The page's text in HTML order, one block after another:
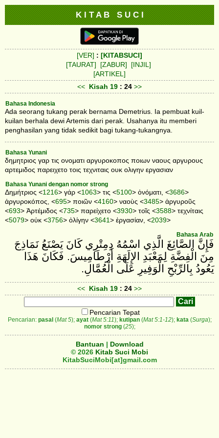
K I T A B S U C I
[VER] : [KITABSUCI]
[TAURAT]
[ZABUR]
[INJIL]
[ARTIKEL]
<< Kisah 19 : 24 >>
Bahasa Indonesia
Ada seorang tukang perak bernama Demetrius. Ia pembuat kuil-
kuilan berhala dewi Artemis dari perak. Usahanya itu memberi
penghasilan yang tidak sedikit bagi tukang-tukangnya.
Bahasa Yunani
δημητριος γαρ τις ονοματι αργυροκοπος ποιων ναους αργυρους
αρτεμιδος παρειχετο τοις τεχνιταις ουκ ολιγην εργασιαν
Bahasa Yunani dengan nomor strong
Δημήτριος <1216> γάρ <1063> τις <5100> ὀνόματι, <3686>
ἀργυροκόπος, <695> ποιῶν <4160> ναοὺς <3485> ἀργυροῦς
<693> Ἀρτέμιδος <735> παρείχετο <3930> τοῖς <3588> τεχνίταις
<5079> οὐκ <3756> ὀλίγην <3641> ἐργασίαν, <2039>
Bahasa Arab
فَإِنَّ الصَّائِغَ الَّذِي اسْمُهُ دِمِتْرِي كَانَ يَصْنَعُ نَمَاذِجَ
مِنَ الْفِضَّةِ لِمَعْبَدِ الإِلَهَةِ أَرْطَامِيسَ. فَكَانَ هَذَا
يَعُودُ بِالرِّبْحِ الْوَفِيرِ عَلَى الْعُمَّالِ.
<< Kisah 19 : 24 >>
Pencarian Tepat
Pencarian: pasal(Mat 5); ayat(Mat 5:11); kutipan(Mat 5:1-12); kata (Surga);
nomor strong(25);
Bantuan | Download
© 2026 Kitab Suci Mobi
KitabSuciMobi[at]gmail.com